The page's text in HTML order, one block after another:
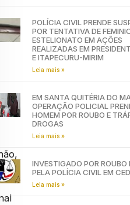
POLÍCIA CIVIL PRENDE
POR TENTATIVA DE
ESTELIONATO EM AÇÕES
REALIZADAS EM
E ITAPECURU-MIRIM
Leia mais »
EM SANTA QUITÉRIA DO
OPERAÇÃO POLICIAL
HOMEM POR ROUBO E
DROGAS
Leia mais »
INVESTIGADO POR ROUBO
PELA POLÍCIA CIVIL EM
Leia mais »